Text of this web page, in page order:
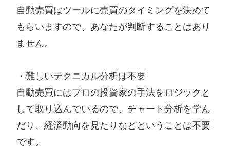
自動売買はツールに売買のタイミングを決めて
もらいますので、あなたが判断することはあり
ません。
・難しいテクニカル分析は不要
自動売買にはプロの投資家の手法をロジックと
して取り込んでいるので、チャート分析を学ん
だり、経済動向を見たりなどということは不要
です。